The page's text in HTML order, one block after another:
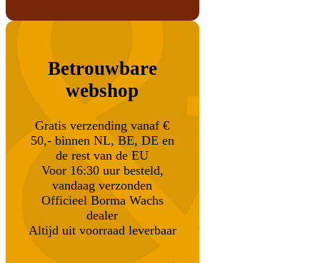
Betrouwbare
webshop
Gratis verzending vanaf €
50,- binnen NL, BE, DE en
de rest van de EU
Voor 16:30 uur besteld,
vandaag verzonden
Officieel Borma Wachs
dealer
Altijd uit voorraad leverbaar